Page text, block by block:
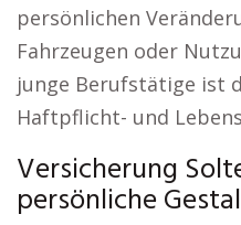
persönlichen
Fahrzeugen oder
junge Berufstätige ist
Haftpflicht- und
Versicherung
persönliche